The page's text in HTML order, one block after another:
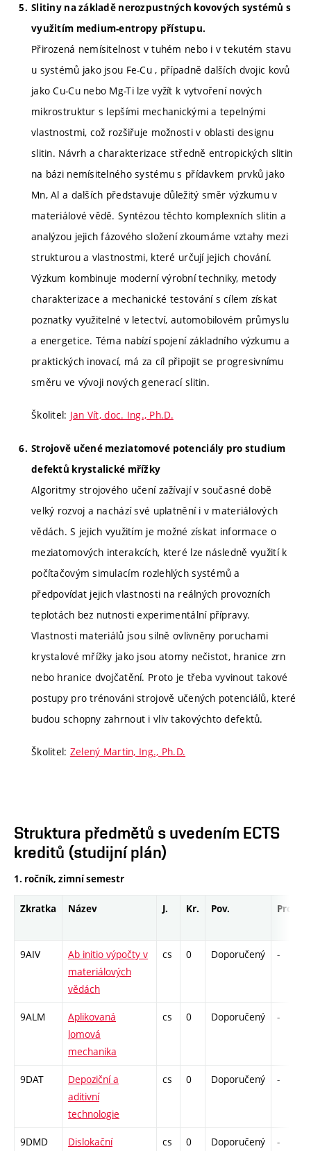
Slitiny na základě nerozpustných kovových systémů s
využitím medium-entropy přístupu.
Přirozená nemísitelnost v tuhém nebo i v tekutém stavu
u systémů jako jsou Fe-Cu , případně dalších dvojic kovů
jako Cu-Cu nebo Mg-Ti lze vyžít k vytvoření nových
mikrostruktur s lepšími mechanickými a tepelnými
vlastnostmi, což rozšiřuje možnosti v oblasti designu
slitin. Návrh a charakterizace středně entropických slitin
na bázi nemísitelného systému s přídavkem prvků jako
Mn, Al a dalších představuje důležitý směr výzkumu v
materiálové vědě. Syntézou těchto komplexních slitin a
analýzou jejich fázového složení zkoumáme vztahy mezi
strukturou a vlastnostmi, které určují jejich chování.
Výzkum kombinuje moderní výrobní techniky, metody
charakterizace a mechanické testování s cílem získat
poznatky využitelné v letectví, automobilovém průmyslu
a energetice. Téma nabízí spojení základního výzkumu a
praktických inovací, má za cíl připojit se progresivnímu
směru ve vývoji nových generací slitin.
Školitel: Jan Vít, doc. Ing., Ph.D.
Strojově učené meziatomové potenciály pro studium
defektů krystalické mřížky
Algoritmy strojového učení zažívají v současné době
velký rozvoj a nachází své uplatnění i v materiálových
vědách. S jejich využitím je možné získat informace o
meziatomových interakcích, které lze následně využití k
počítačovým simulacím rozlehlých systémů a
předpovídat jejich vlastnosti na reálných provozních
teplotách bez nutnosti experimentální přípravy.
Vlastnosti materiálů jsou silně ovlivněny poruchami
krystalové mřížky jako jsou atomy nečistot, hranice zrn
nebo hranice dvojčatění. Proto je třeba vyvinout takové
postupy pro trénováni strojově učených potenciálů, které
budou schopny zahrnout i vliv takovýchto defektů.
Školitel: Zelený Martin, Ing., Ph.D.
Struktura předmětů s uvedením ECTS
kreditů (studijní plán)
1. ročník, zimní semestr
Zkratka Název J. Kr. Pov. Prof.
9AIV
Ab initio výpočty v
materiálových
vědách
cs 0 Doporučený -
9ALM
Aplikovaná
lomová
mechanika
cs 0 Doporučený -
9DAT
Depoziční a
aditivní
technologie
cs 0 Doporučený -
9DMD Dislokační cs 0 Doporučený -